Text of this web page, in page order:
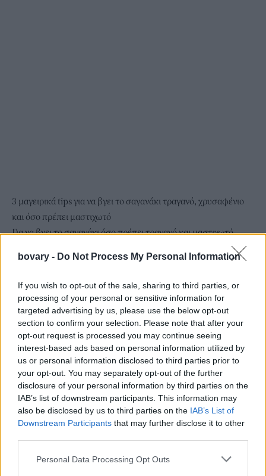
bovary - Do Not Process My Personal Information
If you wish to opt-out of the sale, sharing to third parties, or
processing of your personal or sensitive information for
targeted advertising by us, please use the below opt-out
section to confirm your selection. Please note that after your
opt-out request is processed you may continue seeing
interest-based ads based on personal information utilized by
us or personal information disclosed to third parties prior to
your opt-out. You may separately opt-out of the further
disclosure of your personal information by third parties on the
IAB’s list of downstream participants. This information may
also be disclosed by us to third parties on the IAB’s List of
Downstream Participants that may further disclose it to other
Personal Data Processing Opt Outs
3 μαγειρικά tips για να βγει το σαγανάκι τραγανό, χρυσαφένιο
και όσο πρέπει μαστιχωτό
Για να βγει το σαγανάκι όσο πρέπει τραγανό και μαστιχωτό
εκατοστό. Κατ’ αυτόν τον τρόπο το τυρί δεν θα λιώσει στο
ζουμερό μέσα.
Ένα ακόμη από τα μυστικά για να βγει το σαγανάκι τραγανό
είναι το βήμα πριν αλευρώσετε το τυρί σας. Πριν από αυτό το
στάδιο πρέπει να βυθίσετε το τυρί σας σε παγωμένο νερό.
Τοποθετήστε μέσα σε ένα μπολ με παγωμένο νερό παγάκια και
έπειτα βάλτε μέσα το κομμάτι τυριού και έπειτα βυθίστε στο
αλεύρι.
Επαναλάβετε την ίδια διαδικασία, 2 -3 φορές και βάλτε σε
καυτό λάδι.
Μόλις πάρει ένα χρυσαφένιο χρώμα από τη μία
ΔΕΙΤΕ ΑΚΟΜΑ